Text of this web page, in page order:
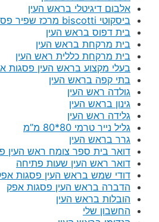
אלבום דיגיטלי בראש העין
ביסקוטי biscotti מרכז שפיר פסגות אפק ראש העין
בית דפוס בראש העין
בית מרקחת בראש העין
בית מרקחת כללית ראש העין
בעלי מקצוע בראש העין פסגות
בתי קפה בראש העין
גולדה ראש העין
גינון בראש העין
גלידה ראש העין
גליל נייר טרמי 80*80 מ”מ
גרר בראש העין
דואר בית ספר צומח ראש העין
דואר ראש העין שעות פתיחה
דודי שמש בראש העין פסגות
הדברה בראש העין פסגות אפק
הובלות בראש העין
החשבון שלי